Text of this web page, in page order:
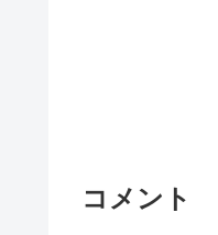
コメント